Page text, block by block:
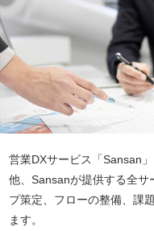
営業DXサービス「Sansan
他、Sansanが提供する全サ
プ策定、フローの整備、課
ます。